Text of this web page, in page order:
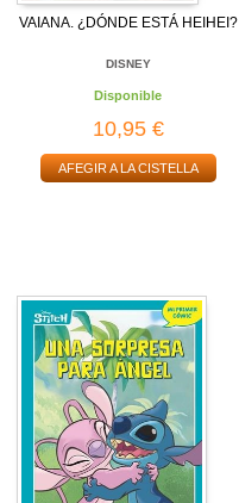
VAIANA. ¿DÓNDE ESTÁ HEIHEI?
DISNEY
Disponible
10,95 €
AFEGIR A LA CISTELLA